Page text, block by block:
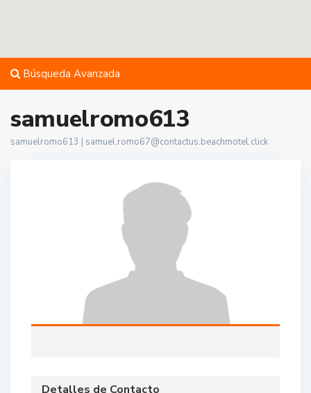
Búsqueda Avanzada
samuelromo613
samuelromo613 | samuel.romo67@contactus.beachmotel.click
Detalles de Contacto